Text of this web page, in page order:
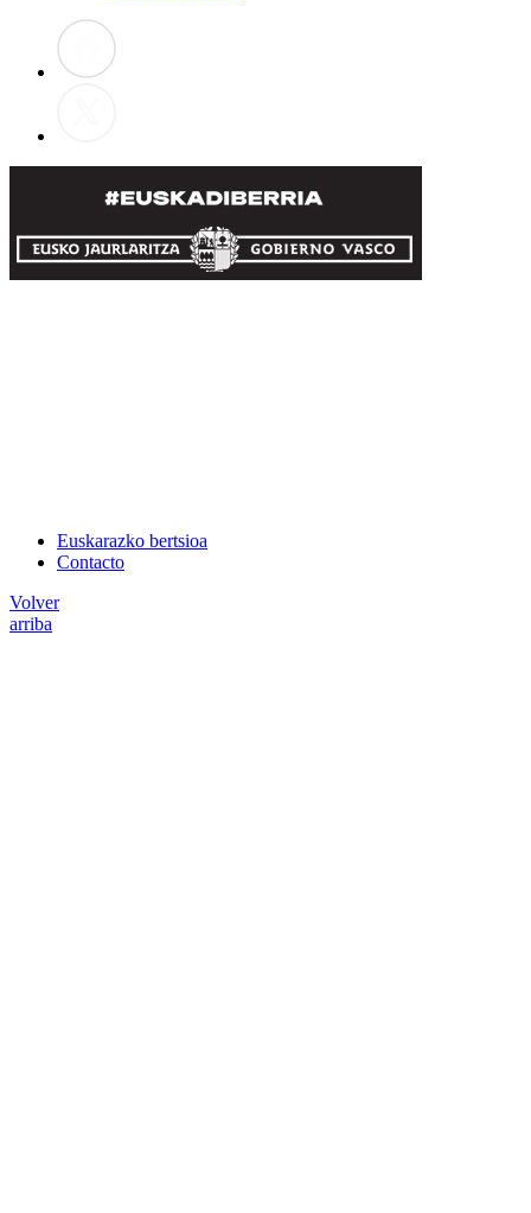
Euskarazko bertsioa
Contacto
Volver
arriba